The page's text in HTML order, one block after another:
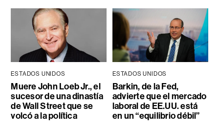
ESTADOS UNIDOS
Muere John Loeb Jr., el
sucesor de una dinastía
de Wall Street que se
volcó a la política
ESTADOS UNIDOS
Barkin, de la Fed,
advierte que el mercado
laboral de EE.UU. está
en un “equilibrio débil”